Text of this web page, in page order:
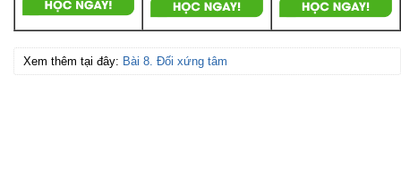
Xem thêm tại đây: Bài 8. Đối xứng tâm